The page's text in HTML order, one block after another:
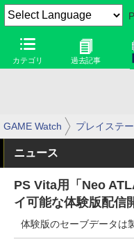
カテゴリ 過去記事
GAME Watch プレイステ
ニュース
PS Vita用「Neo
イ可能な体験版配信
体験版のセーブデータは